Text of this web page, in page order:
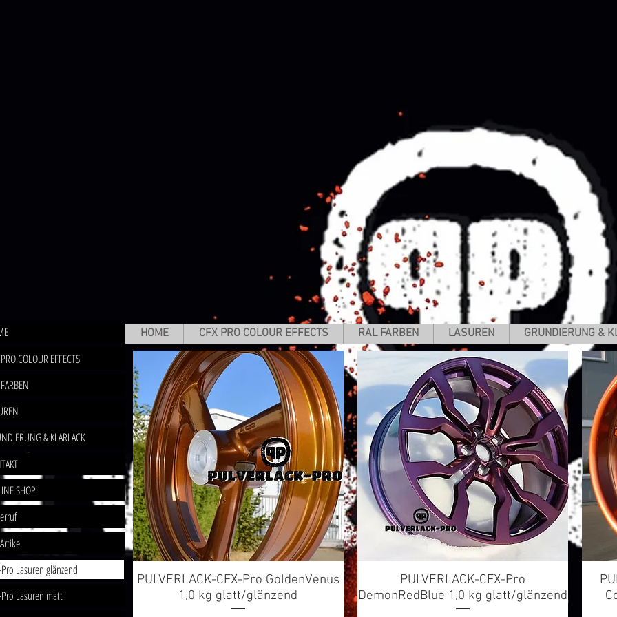
COLOUR EFFECTS
& KLARLACK
SHOP
Pro Lasuren glänzend
Pro Lasuren matt
HOME CFX PRO COLOUR EFFECTS RAL FARBEN LASUREN GRUNDIERUNG &
Schnellansicht
PULVERLACK-CFX-Pro GoldenVenus
1,0 kg glatt/glänzend
Schnellansicht
PULVERLACK-CFX-Pro
DemonRedBlue 1,0 kg glatt/glänzend